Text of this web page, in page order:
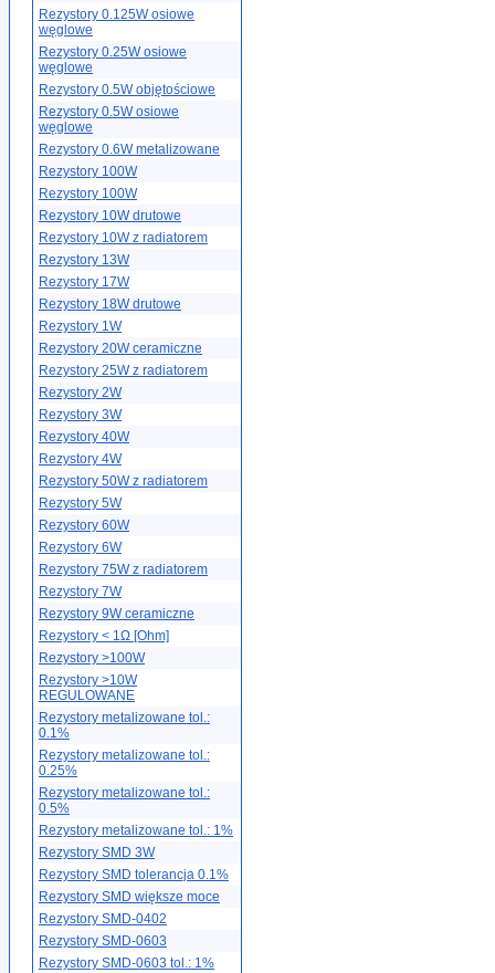
Rezystory 0.125W osiowe
węglowe
Rezystory 0.25W osiowe
węglowe
Rezystory 0.5W objętościowe
Rezystory 0.5W osiowe
węglowe
Rezystory 0.6W metalizowane
Rezystory 100W
Rezystory 100W
Rezystory 10W drutowe
Rezystory 10W z radiatorem
Rezystory 13W
Rezystory 17W
Rezystory 18W drutowe
Rezystory 1W
Rezystory 20W ceramiczne
Rezystory 25W z radiatorem
Rezystory 2W
Rezystory 3W
Rezystory 40W
Rezystory 4W
Rezystory 50W z radiatorem
Rezystory 5W
Rezystory 60W
Rezystory 6W
Rezystory 75W z radiatorem
Rezystory 7W
Rezystory 9W ceramiczne
Rezystory < 1Ω [Ohm]
Rezystory >100W
Rezystory >10W
REGULOWANE
Rezystory metalizowane tol.:
0.1%
Rezystory metalizowane tol.:
0.25%
Rezystory metalizowane tol.:
0.5%
Rezystory metalizowane tol.: 1%
Rezystory SMD 3W
Rezystory SMD tolerancja 0.1%
Rezystory SMD większe moce
Rezystory SMD-0402
Rezystory SMD-0603
Rezystory SMD-0603 tol.: 1%